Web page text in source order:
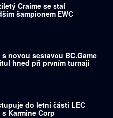
Craime se stal
šampionem EWC
s novou sestavou BC.Game
hned při prvním turnaji
do letní části LEC
s Karmine Corp